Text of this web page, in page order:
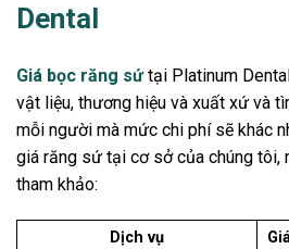
Dental
Giá bọc răng sứtại Platinum
vật liệu, thương hiệu và xuất xứ và
mỗi người mà mức chi phí sẽ khác
giá răng sứ tại cơ sở của chúng tôi,
tham khảo:
Dịch vụ